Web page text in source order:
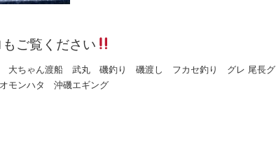
ご覧ください
ちゃん渡船 武丸 磯釣り 磯渡し フカセ釣り グレ 尾長グ
モンハタ 沖磯エギング